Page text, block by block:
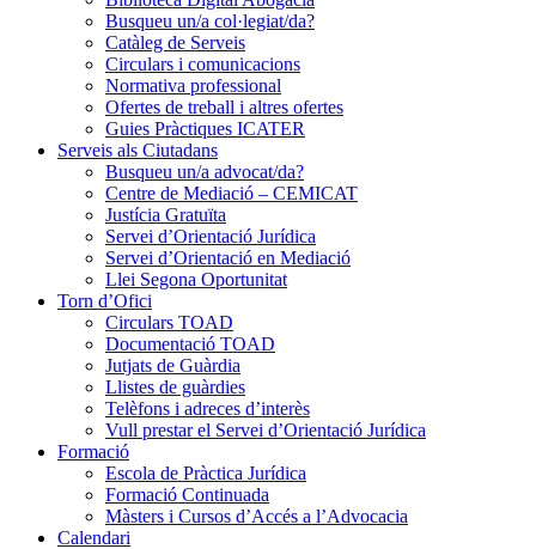
Busqueu un/a col·legiat/da?
Catàleg de Serveis
Circulars i comunicacions
Normativa professional
Ofertes de treball i altres ofertes
Guies Pràctiques ICATER
Serveis als Ciutadans
Busqueu un/a advocat/da?
Centre de Mediació – CEMICAT
Justícia Gratuïta
Servei d’Orientació Jurídica
Servei d’Orientació en Mediació
Llei Segona Oportunitat
Torn d’Ofici
Circulars TOAD
Documentació TOAD
Jutjats de Guàrdia
Llistes de guàrdies
Telèfons i adreces d’interès
Vull prestar el Servei d’Orientació Jurídica
Formació
Escola de Pràctica Jurídica
Formació Continuada
Màsters i Cursos d’Accés a l’Advocacia
Calendari